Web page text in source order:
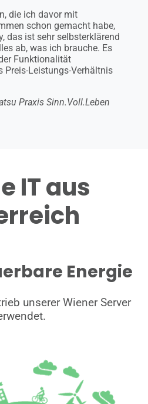
die ich davor mit
schon gemacht habe,
das ist sehr selbsterklärend
ab, was ich brauche. Es
Funktionalität
Preis-Leistungs-Verhältnis
Praxis Sinn.Voll.Leben
IT aus
Energie
unserer Wiener Server